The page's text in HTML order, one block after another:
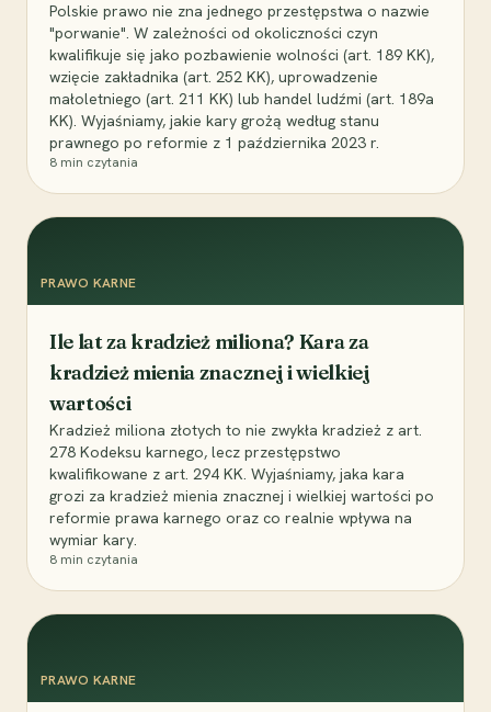
Polskie prawo nie zna jednego przestępstwa o nazwie
"porwanie". W zależności od okoliczności czyn
kwalifikuje się jako pozbawienie wolności (art. 189 KK),
wzięcie zakładnika (art. 252 KK), uprowadzenie
małoletniego (art. 211 KK) lub handel ludźmi (art. 189a
KK). Wyjaśniamy, jakie kary grożą według stanu
prawnego po reformie z 1 października 2023 r.
8 min czytania
PRAWO KARNE
Ile lat za kradzież miliona? Kara za
kradzież mienia znacznej i wielkiej
wartości
Kradzież miliona złotych to nie zwykła kradzież z art.
278 Kodeksu karnego, lecz przestępstwo
kwalifikowane z art. 294 KK. Wyjaśniamy, jaka kara
grozi za kradzież mienia znacznej i wielkiej wartości po
reformie prawa karnego oraz co realnie wpływa na
wymiar kary.
8 min czytania
PRAWO KARNE